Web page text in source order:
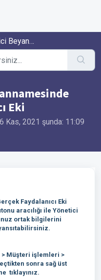
Faydalanıcı Eki
Eki
Kas, 2021 şunda: 11:09
Faydalanıcı Eki
aracılığı ile Yönetici
ortak bilgilerini
Müşteri işlemleri >
sonra sağ üst
tıklayınız.